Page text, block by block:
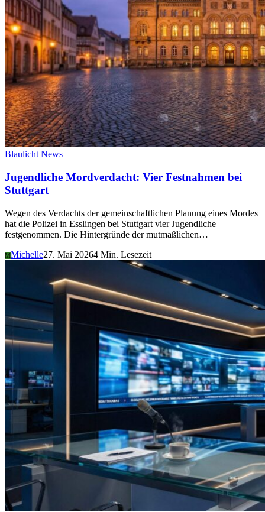
Blaulicht News
Jugendliche Mordverdacht: Vier Festnahmen bei
Stuttgart
Wegen des Verdachts der gemeinschaftlichen Planung eines Mordes
hat die Polizei in Esslingen bei Stuttgart vier Jugendliche
festgenommen. Die Hintergründe der mutmaßlichen…
MMichelle27. Mai 20264 Min. Lesezeit